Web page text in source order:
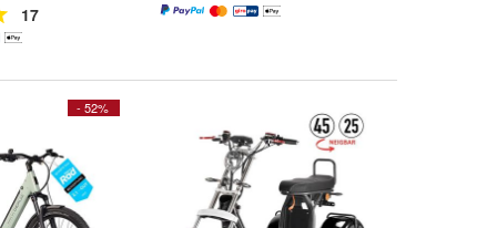
17
- 52%